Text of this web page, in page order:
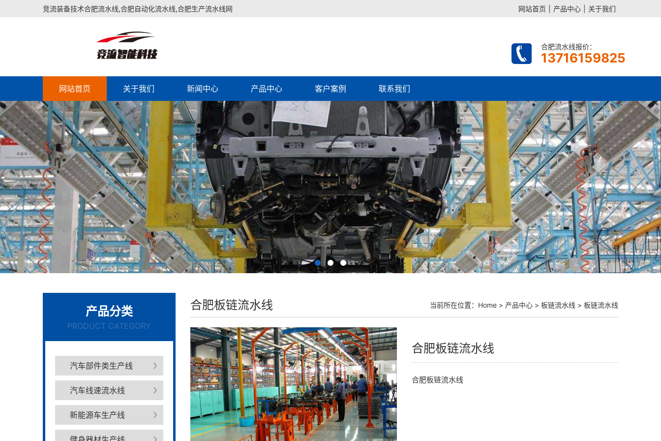
竞流装备技术合肥流水线,合肥自动化流水线,合肥生产流水线网 网站首页 产品中心 关于我们
合肥流水线报价：
13716159825
网站首页 关于我们 新闻中心 产品中心 客户案例 联系我们
产品分类
PRODUCT CATEGORY
汽车部件类生产线
汽车线速流水线
新能源车生产线
合肥板链流水线 当前所在位置： Home > 产品中心 > 板链流水线 > 板链流水线
合肥板链流水线
合肥板链流水线